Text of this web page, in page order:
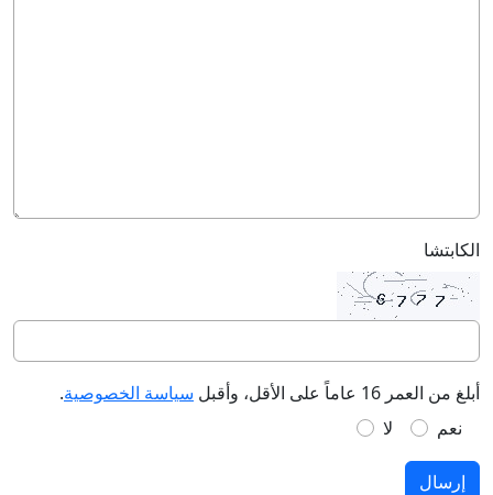
الكابتشا
أبلغ من العمر 16 عاماً على الأقل، وأقبل سياسة الخصوصية.
نعم
لا
إرسال